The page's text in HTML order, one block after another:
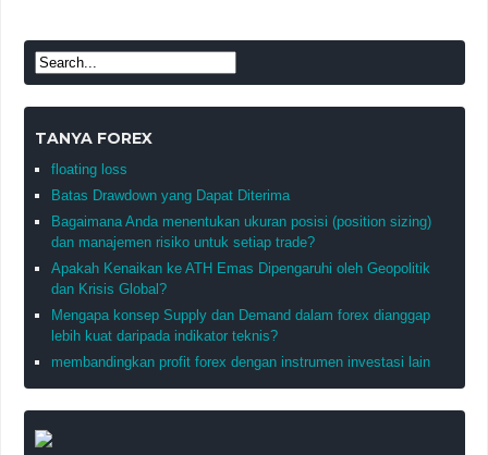
TANYA FOREX
floating loss
Batas Drawdown yang Dapat Diterima
Bagaimana Anda menentukan ukuran posisi (position sizing)
dan manajemen risiko untuk setiap trade?
Apakah Kenaikan ke ATH Emas Dipengaruhi oleh Geopolitik
dan Krisis Global?
Mengapa konsep Supply dan Demand dalam forex dianggap
lebih kuat daripada indikator teknis?
membandingkan profit forex dengan instrumen investasi lain